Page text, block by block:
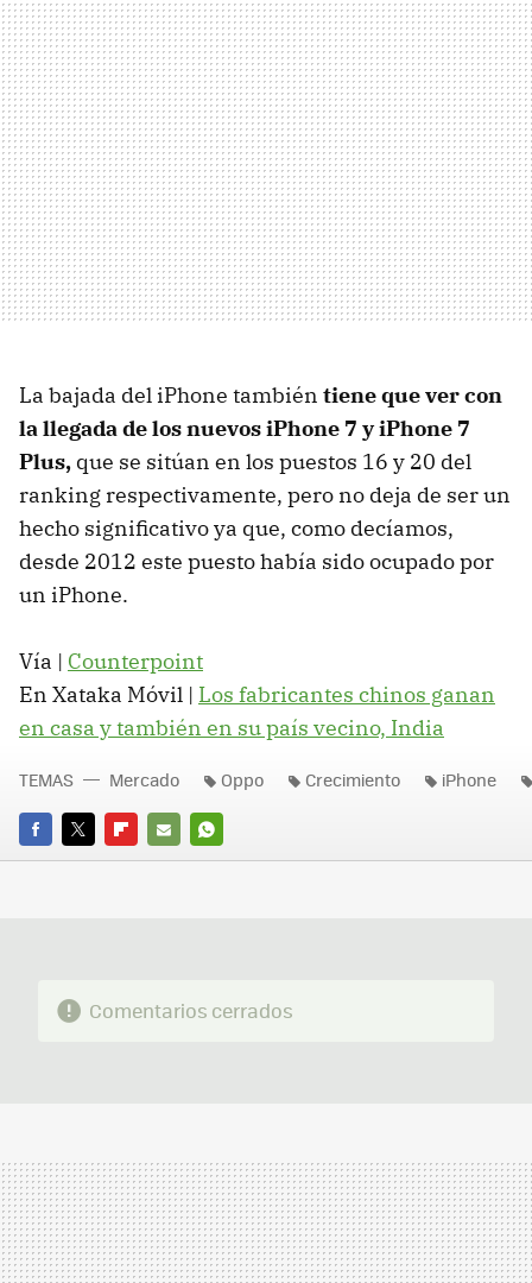
La bajada del iPhone también tiene que ver con
la llegada de los nuevos iPhone 7 y iPhone 7
Plus, que se sitúan en los puestos 16 y 20 del
ranking respectivamente, pero no deja de ser un
hecho significativo ya que, como decíamos,
desde 2012 este puesto había sido ocupado por
un iPhone.
Vía | Counterpoint
En Xataka Móvil | Los fabricantes chinos ganan
en casa y también en su país vecino, India
FACEBOOK
TWITTERFLIPBOARD
E-
WHATSAPP
TEMAS Mercado Oppo Crecimiento iPhone
Comentarios cerrados